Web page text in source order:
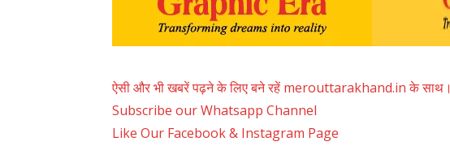
ऐसी और भी खबरें पढ़ने के लिए बने रहें merouttarakhand.in के साथ।
Subscribe our Whatsapp Channel
Like Our Facebook & Instagram Page